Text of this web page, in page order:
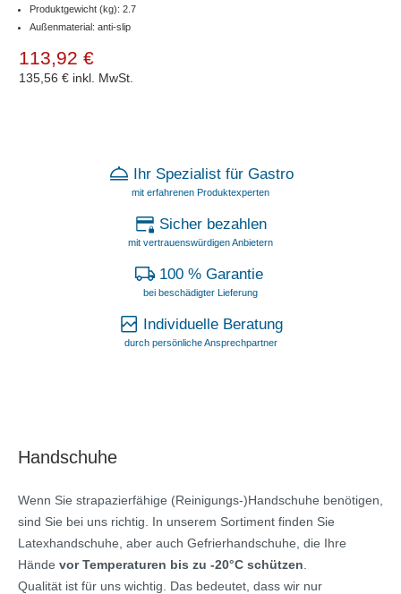
Produktgewicht (kg): 2.7
Außenmaterial: anti-slip
113,92 €
135,56 € inkl. MwSt.
Ihr Spezialist für Gastro
mit erfahrenen Produktexperten
Sicher bezahlen
mit vertrauenswürdigen Anbietern
100 % Garantie
bei beschädigter Lieferung
Individuelle Beratung
durch persönliche Ansprechpartner
Handschuhe
Wenn Sie strapazierfähige (Reinigungs-)Handschuhe benötigen,
sind Sie bei uns richtig. In unserem Sortiment finden Sie
Latexhandschuhe, aber auch Gefrierhandschuhe, die Ihre
Hände vor Temperaturen bis zu -20°C schützen
Qualität ist für uns wichtig. Das bedeutet, dass wir nur